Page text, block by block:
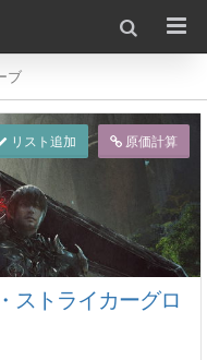
ブ
リスト追加 原価計算
ストライカーグロ